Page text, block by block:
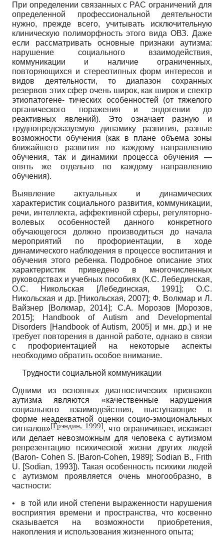
При определении связанных с РАС ограничений для
определенной профессиональной деятельности
нужно, прежде всего, учитывать исключительную
клиническую полиморфность этого вида ОВЗ. Даже
если рассматривать основные признаки аутизма:
нарушение социального взаимодействия,
коммуникации и наличие ограниченных,
повторяющихся и стереотипных форм интересов и
видов деятельности, то диапазон сохранных
резервов этих сфер очень широк, как широк и спектр
этиопатогене- тических особенностей (от тяжелого
органического поражения и эндогении до
реактивных явлений). Это означает разную и
труднопредсказуемую динамику развития, разные
возможности обучения (как в плане объема зоны
ближайшего развития по каждому направлению
обучения, так и динамики процесса обучения —
опять же отдельно по каждому направлению
обучения).
Выявление актуальных и динамических
характеристик социального развития, коммуникации,
речи, интеллекта, аффективной сферы, регуляторно-
волевых особенностей данного конкретного
обучающегося должно производиться до начала
мероприятий по профориентации, в ходе
динамического наблюдения в процессе воспитания и
обучения этого ребенка. Подробное описание этих
характеристик приведено в многочисленных
руководствах и учебных пособиях (К.С. Лебединская,
О.С. Никольская
[Лебединская, 1991]; О.С.
Никольская и др. [Никольская, 2007]; Ф. Волкмар и Л.
Вайзнер
[Волкмар, 2014]; С.А. Морозов [Морозов,
2015];
Handbook of Autism and Developmental
Disorders [Handbook of Autism, 2005] и мн. др.) и не
требует повторения в данной работе, однако в связи
с профориентацией на некоторые аспекты
необходимо обратить особое внимание.
Трудности социальной коммуникации
Одними из основных диагностических признаков
аутизма являются «качественные нарушения
социального взаимодействия, выступающие в
форме неадекватной оценки социо-эмоциональных
сигналов»[Грэндин, 1999], что ограничивает, искажает
или делает невозможным для человека с аутизмом
репрезентацию психической жизни других людей
(Baron- Cohen S. [Baron-Cohen, 1989]; Sodian B., Frith
U. [Sodian, 1993]). Такая особенность психики людей
с аутизмом проявляется очень многообразно, в
частности:
•
в той или иной степени выраженности нарушения
восприятия времени и пространства, что косвенно
сказывается на возможности приобретения,
накопления и использования жизненного опыта;